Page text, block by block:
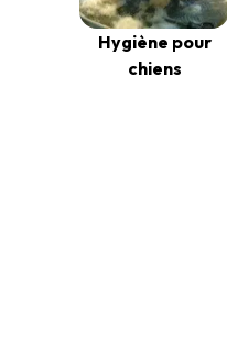
Hygiène pour
chiens